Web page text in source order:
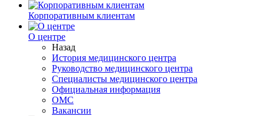
Корпоративным клиентам
О центре
Назад
История медицинского центра
Руководство медицинского центра
Специалисты медицинского центра
Официальная информация
ОМС
Вакансии